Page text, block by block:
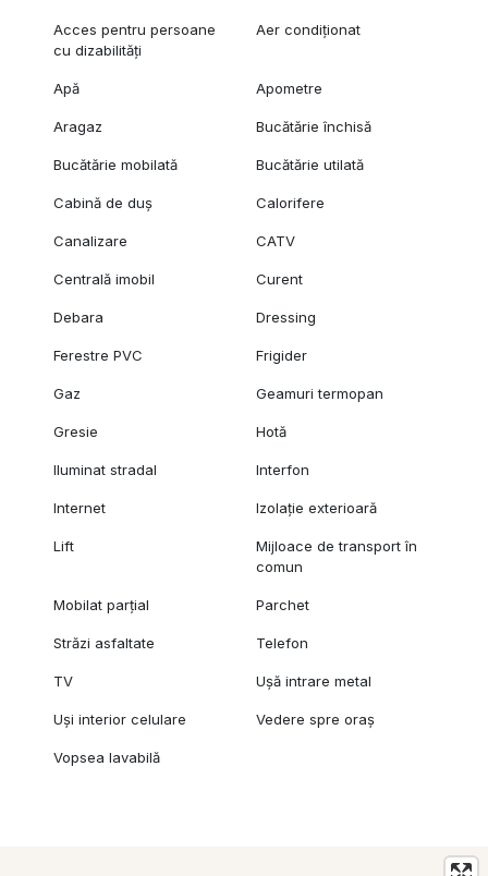
Acces pentru persoane
cu dizabilități
Aer condiționat
Apă Apometre
Aragaz Bucătărie închisă
Bucătărie mobilată Bucătărie utilată
Cabină de duș Calorifere
Canalizare CATV
Centrală imobil Curent
Debara Dressing
Ferestre PVC Frigider
Gaz Geamuri termopan
Gresie Hotă
Iluminat stradal Interfon
Internet Izolație exterioară
Lift
Mijloace de transport în
comun
Mobilat parțial Parchet
Străzi asfaltate Telefon
TV Ușă intrare metal
Uși interior celulare Vedere spre oraș
Vopsea lavabilă